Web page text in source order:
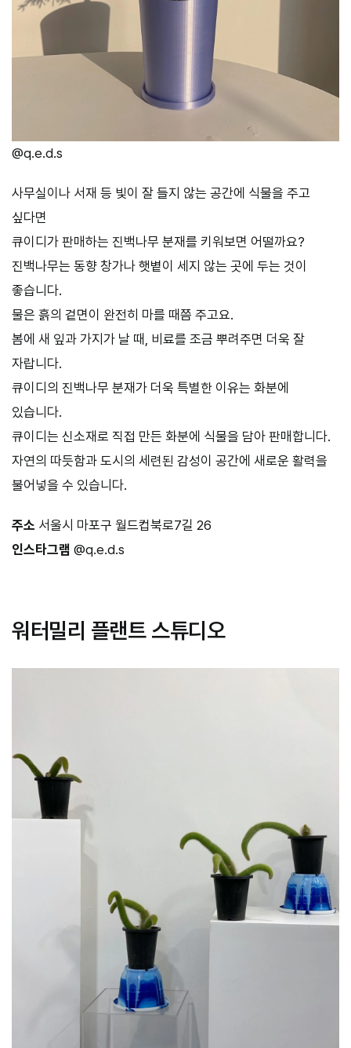
@q.e.d.s
사무실이나 서재 등 빛이 잘 들지 않는 공간에 식물을 주고
싶다면
큐이디가 판매하는 진백나무 분재를 키워보면 어떨까요?
진백나무는 동향 창가나 햇볕이 세지 않는 곳에 두는 것이
좋습니다.
물은 흙의 겉면이 완전히 마를 때쯤 주고요.
봄에 새 잎과 가지가 날 때, 비료를 조금 뿌려주면 더욱 잘
자랍니다.
큐이디의 진백나무 분재가 더욱 특별한 이유는 화분에
있습니다.
큐이디는 신소재로 직접 만든 화분에 식물을 담아 판매합니다.
자연의 따듯함과 도시의 세련된 감성이 공간에 새로운 활력을
불어넣을 수 있습니다.
주소 서울시 마포구 월드컵북로7길 26
인스타그램 @q.e.d.s
워터밀리 플랜트 스튜디오